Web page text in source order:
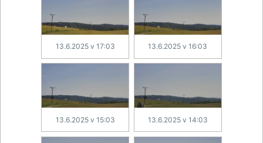
13.6.2025 v 17:03 13.6.2025 v 16:03
13.6.2025 v 15:03 13.6.2025 v 14:03